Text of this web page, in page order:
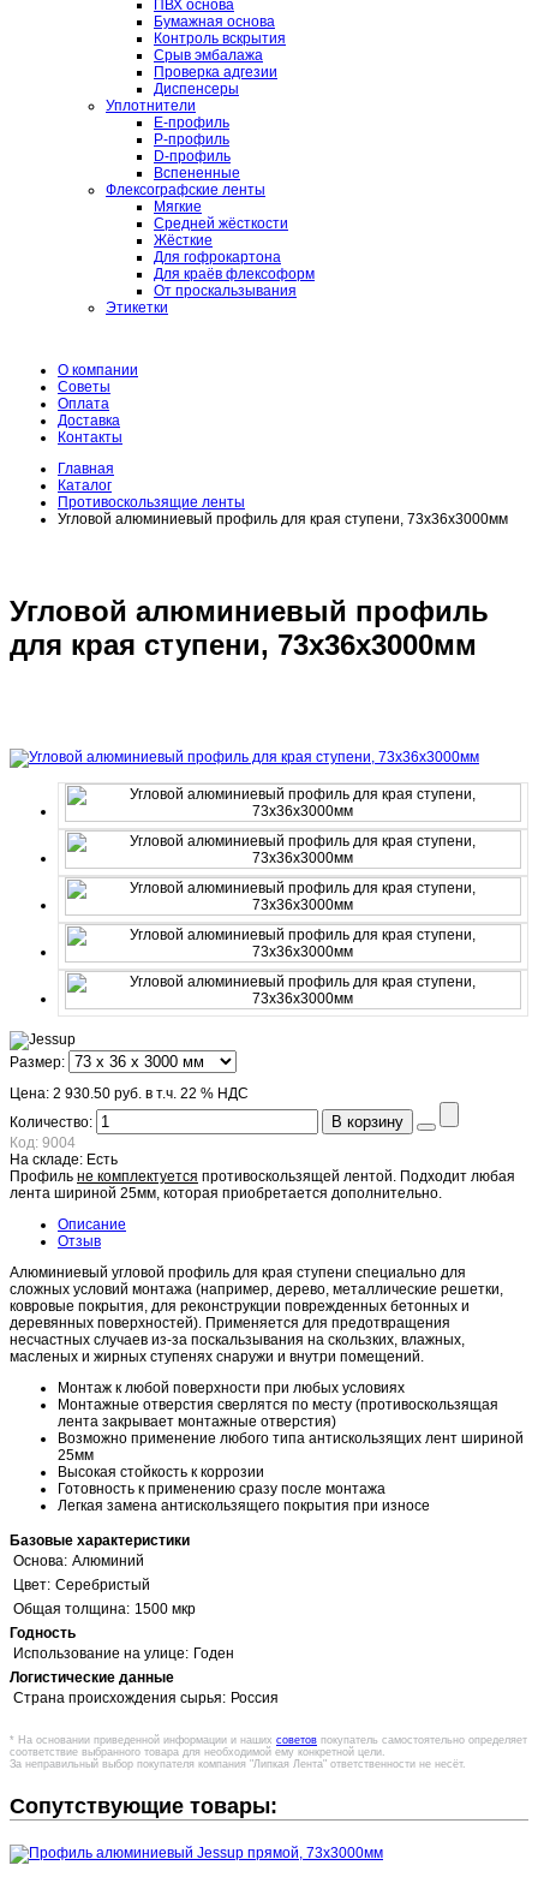
ПВХ основа
Бумажная основа
Контроль вскрытия
Срыв эмбалажа
Проверка адгезии
Диспенсеры
Уплотнители
E-профиль
P-профиль
D-профиль
Вспененные
Флексографские ленты
Мягкие
Средней жёсткости
Жёсткие
Для гофрокартона
Для краёв флексоформ
От проскальзывания
Этикетки
О компании
Советы
Оплата
Доставка
Контакты
Главная
Каталог
Противоскользящие ленты
Угловой алюминиевый профиль для края ступени, 73х36х3000мм
Угловой алюминиевый профиль
для края ступени, 73х36х3000мм
Размер:
Цена: 2 930.50 руб. в т.ч. 22 % НДС
Количество:
В корзину
Код: 9004
На складе: Есть
Профиль не комплектуется противоскользящей лентой. Подходит любая
лента шириной 25мм, которая приобретается дополнительно.
Описание
Отзыв
Алюминиевый угловой профиль для края ступени специально для
сложных условий монтажа (например, дерево, металлические решетки,
ковровые покрытия, для реконструкции поврежденных бетонных и
деревянных поверхностей). Применяется для предотвращения
несчастных случаев из-за поскальзывания на скользких, влажных,
масленых и жирных ступенях снаружи и внутри помещений.
Монтаж к любой поверхности при любых условиях
Монтажные отверстия сверлятся по месту (противоскользящая
лента закрывает монтажные отверстия)
Возможно применение любого типа антискользящих лент шириной
25мм
Высокая стойкость к коррозии
Готовность к применению сразу после монтажа
Легкая замена антискользящего покрытия при износе
Базовые характеристики
Основа: Алюминий
Цвет: Серебристый
Общая толщина: 1500 мкр
Годность
Использование на улице: Годен
Логистические данные
Страна происхождения сырья: Россия
* На основании приведенной информации и наших советов покупатель самостоятельно определяет
соответствие выбранного товара для необходимой ему конкретной цели.
За неправильный выбор покупателя компания "Липкая Лента" ответственности не несёт.
Сопутствующие товары: